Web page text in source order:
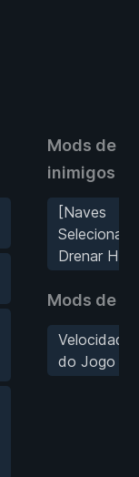
Mods de
inimigos
[Naves
Drenar HP
Mods de
Velocidade
do Jogo